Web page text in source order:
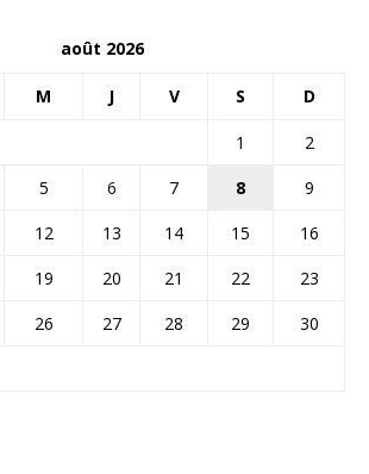
août 2026
M J V S D
1
2
5 6 7 8
9
12 13 14 15
16
19 20 21 22
23
26 27 28 29
30